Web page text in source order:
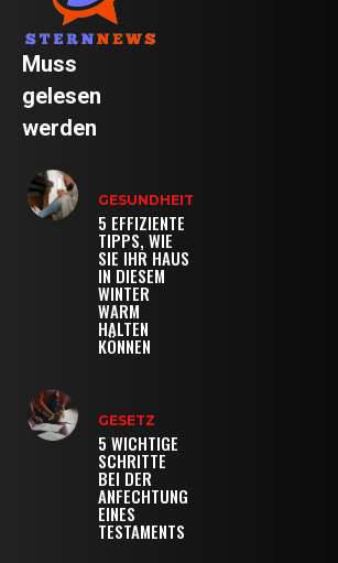
Muss
gelesen
werden
GESUNDHEIT
5 EFFIZIENTE
TIPPS, WIE
SIE IHR HAUS
IN DIESEM
WINTER
WARM
HALTEN
KÖNNEN
GESETZ
5 WICHTIGE
SCHRITTE
BEI DER
ANFECHTUNG
EINES
TESTAMENTS